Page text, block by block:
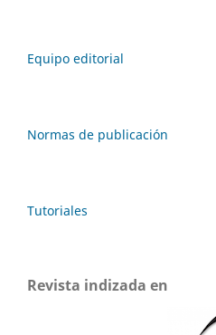
Equipo editorial
Normas de publicación
Tutoriales
Revista indizada en